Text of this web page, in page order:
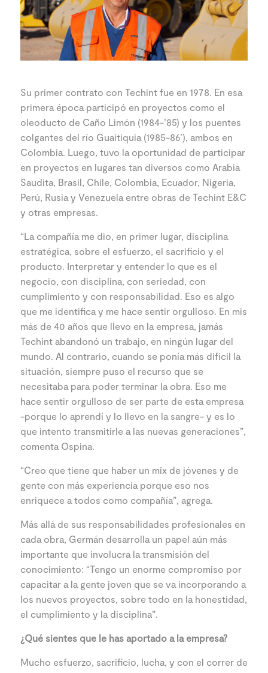
Su primer contrato con Techint fue en 1978. En esa
primera época participó en proyectos como el
oleoducto de Caño Limón (1984-’85) y los puentes
colgantes del río Guaitiquia (1985-86’), ambos en
Colombia. Luego, tuvo la oportunidad de participar
en proyectos en lugares tan diversos como Arabia
Saudita, Brasil, Chile, Colombia, Ecuador, Nigeria,
Perú, Rusia y Venezuela entre obras de Techint E&C
y otras empresas.
“La compañía me dio, en primer lugar, disciplina
estratégica, sobre el esfuerzo, el sacrificio y el
producto. Interpretar y entender lo que es el
negocio, con disciplina, con seriedad, con
cumplimiento y con responsabilidad. Eso es algo
que me identifica y me hace sentir orgulloso. En mis
más de 40 años que llevo en la empresa, jamás
Techint abandonó un trabajo, en ningún lugar del
mundo. Al contrario, cuando se ponía más difícil la
situación, siempre puso el recurso que se
necesitaba para poder terminar la obra. Eso me
hace sentir orgulloso de ser parte de esta empresa
-porque lo aprendí y lo llevo en la sangre- y es lo
que intento transmitirle a las nuevas generaciones”,
comenta Ospina.
“Creo que tiene que haber un mix de jóvenes y de
gente con más experiencia porque eso nos
enriquece a todos como compañía”, agrega.
Más allá de sus responsabilidades profesionales en
cada obra, Germán desarrolla un papel aún más
importante que involucra la transmisión del
conocimiento: “Tengo un enorme compromiso por
capacitar a la gente joven que se va incorporando a
los nuevos proyectos, sobre todo en la honestidad,
el cumplimiento y la disciplina”.
¿Qué sientes que le has aportado a la empresa?
Mucho esfuerzo, sacrificio, lucha, y con el correr de